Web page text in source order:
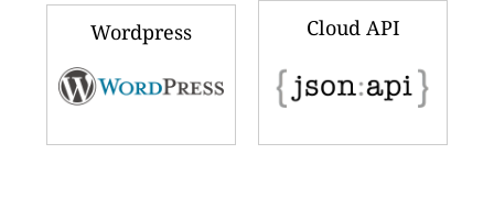
Wordpress Cloud API